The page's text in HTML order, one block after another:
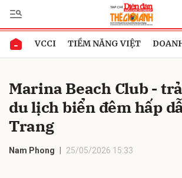
VCCI TIỀM NĂNG VIỆT
Marina Beach Club -
du lịch biển đêm hấp
Trang
Nam Phong 25/05/2026 15:33
Gửi bình luận